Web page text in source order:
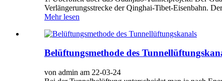
Verlängerungsstrecke der Qinghai-Tibet-Eisenbahn.
Mehr lesen
Belüftungsmethode des
von admin am 22-03-24